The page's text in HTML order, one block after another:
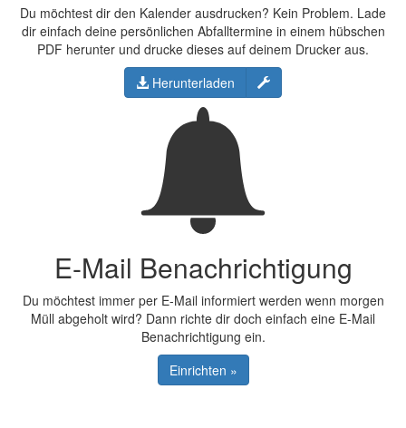
Du möchtest dir den Kalender ausdrucken? Kein Problem. Lade
dir einfach deine persönlichen Abfalltermine in einem hübschen
PDF herunter und drucke dieses auf deinem Drucker aus.
Herunterladen
Konfigurieren
E-Mail Benachrichtigung
Du möchtest immer per E-Mail informiert werden wenn morgen
Müll abgeholt wird? Dann richte dir doch einfach eine E-Mail
Benachrichtigung ein.
Einrichten »